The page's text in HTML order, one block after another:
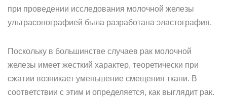
при проведении исследования молочной железы
ультрасонографией была разработана эластография.
Поскольку в большинстве случаев рак молочной
железы имеет жесткий характер, теоретически при
сжатии возникает уменьшение смещения ткани. В
соответствии с этим и определяется, как выглядит рак.